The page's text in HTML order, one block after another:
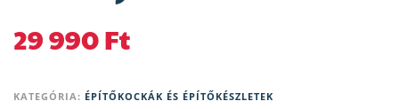
29 990Ft
KATEGÓRIA: ÉPÍTŐKOCKÁK ÉS ÉPÍTŐKÉSZLETEK